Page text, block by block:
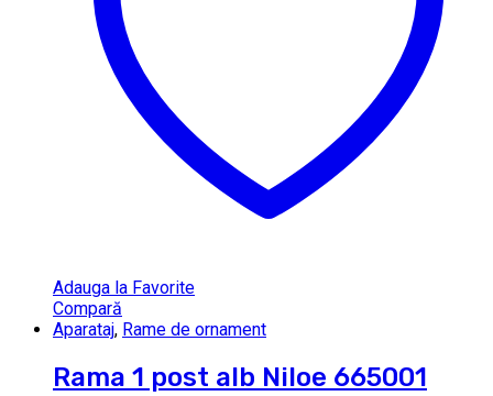
Adauga la Favorite
Compară
Aparataj, Rame de ornament
Rama 1 post alb Niloe 665001